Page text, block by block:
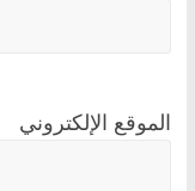
الموقع الإلكتروني